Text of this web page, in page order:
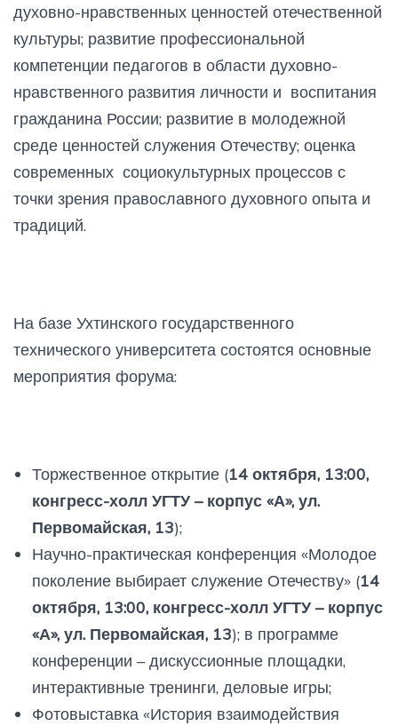
духовно-нравственных ценностей отечественной
культуры; развитие профессиональной
компетенции педагогов в области духовно-
нравственного развития личности и воспитания
гражданина России; развитие в молодежной
среде ценностей служения Отечеству; оценка
современных социокультурных процессов с
точки зрения православного духовного опыта и
традиций.
На базе Ухтинского государственного
технического университета состоятся основные
мероприятия форума:
Торжественное открытие (14 октября, 13:00,
конгресс-холл УГТУ – корпус «А», ул.
Первомайская, 13);
Научно-практическая конференция «Молодое
поколение выбирает служение Отечеству» (14
октября, 13:00, конгресс-холл УГТУ – корпус
«А», ул. Первомайская, 13); в программе
конференции – дискуссионные площадки,
интерактивные тренинги, деловые игры;
Фотовыставка «История взаимодействия